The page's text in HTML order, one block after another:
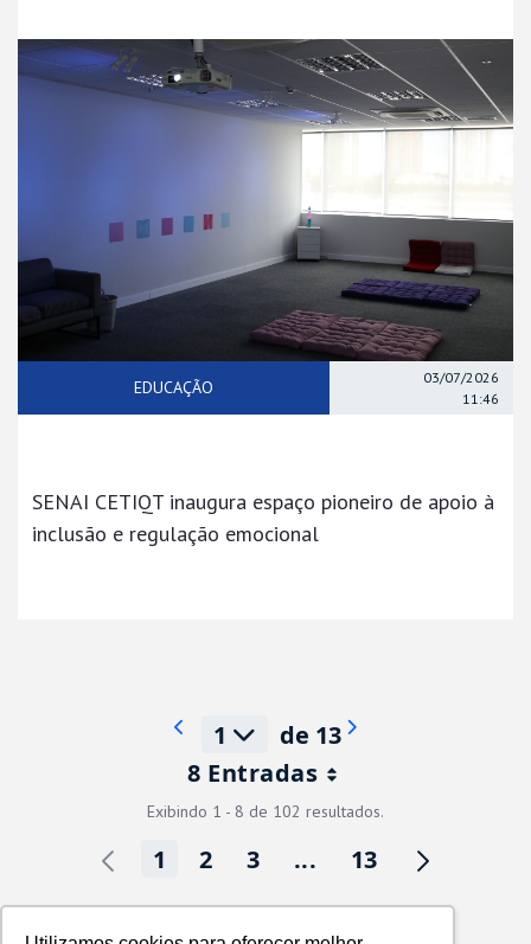
EDUCAÇÃO
03/07/2026
11:46
SENAI CETIQT inaugura espaço pioneiro de apoio à
inclusão e regulação emocional
1
de 13
8 EntradasPor página
Exibindo 1 - 8 de 102 resultados.
Página
1 Página
2 Página
3 ...Páginas
Página
13
Contatos SENAI CETIQT